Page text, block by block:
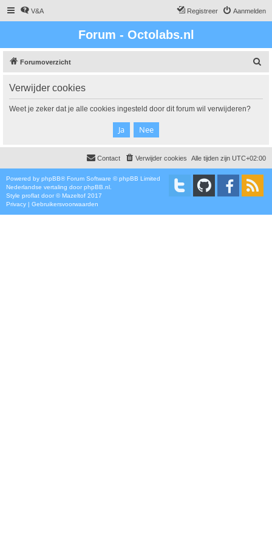
V&A Aanmelden
Registreer
Forum - Octolabs.nl
Forumoverzicht
Verwijder cookies
Weet je zeker dat je alle cookies ingesteld door dit forum wil verwijderen?
Alle tijden zijn UTC+02:00
Verwijder cookies
Contact
Powered by phpBB® Forum Software © phpBB Limited
Nederlandse vertaling door phpBB.nl
Style proflat door ©Mazeltof 2017
Privacy | Gebruikersvoorwaarden